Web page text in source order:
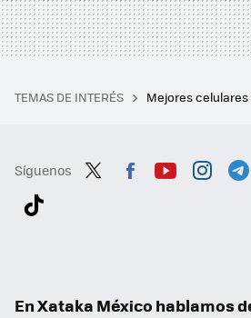
TEMAS DE INTERÉS Mejores
Síguenos
En Xataka México hablamos